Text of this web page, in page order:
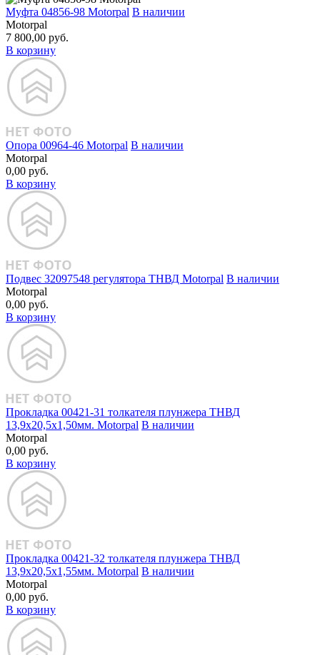
Муфта 04856‑98 Motorpal В наличии
Motorpal
7 800,00 руб.
В корзину
Опора 00964‑46 Motorpal В наличии
Motorpal
0,00 руб.
В корзину
Подвес 32097548 регулятора ТНВД Motorpal В наличии
Motorpal
0,00 руб.
В корзину
Прокладка 00421‑31 толкателя плунжера ТНВД
13,9х20,5х1,50мм. Motorpal В наличии
Motorpal
0,00 руб.
В корзину
Прокладка 00421‑32 толкателя плунжера ТНВД
13,9х20,5х1,55мм. Motorpal В наличии
Motorpal
0,00 руб.
В корзину